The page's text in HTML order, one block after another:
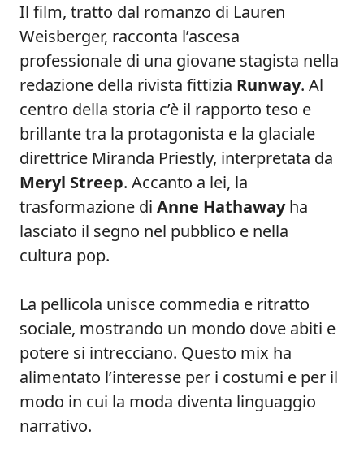
Il film, tratto dal romanzo di Lauren
Weisberger, racconta l’ascesa
professionale di una giovane stagista nella
redazione della rivista fittizia Runway. Al
centro della storia c’è il rapporto teso e
brillante tra la protagonista e la glaciale
direttrice Miranda Priestly, interpretata da
Meryl Streep. Accanto a lei, la
trasformazione di Anne Hathawayha
lasciato il segno nel pubblico e nella
cultura pop.
La pellicola unisce commedia e ritratto
sociale, mostrando un mondo dove abiti e
potere si intrecciano. Questo mix ha
alimentato l’interesse per i costumi e per il
modo in cui la moda diventa linguaggio
narrativo.